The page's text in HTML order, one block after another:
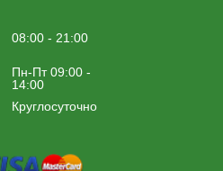
08:00 - 21:00
Пн-Пт 09:00 -
14:00
Круглосуточно